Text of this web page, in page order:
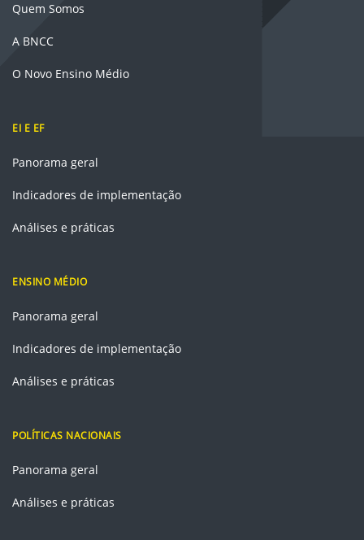
Quem Somos
A BNCC
O Novo Ensino Médio
EI E EF
Panorama geral
Indicadores de implementação
Análises e práticas
ENSINO MÉDIO
Panorama geral
Indicadores de implementação
Análises e práticas
POLÍTICAS NACIONAIS
Panorama geral
Análises e práticas